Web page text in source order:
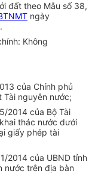
đất theo Mẫu số 38,
ngày
Không
của Chính phủ
Tài nguyên nước;
2014 của Bộ Tài
thác nước dưới
giấy phép tài
2014 của UBND tỉnh
nước trên địa bàn